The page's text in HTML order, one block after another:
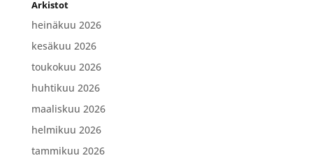
Arkistot
heinäkuu 2026
kesäkuu 2026
toukokuu 2026
huhtikuu 2026
maaliskuu 2026
helmikuu 2026
tammikuu 2026